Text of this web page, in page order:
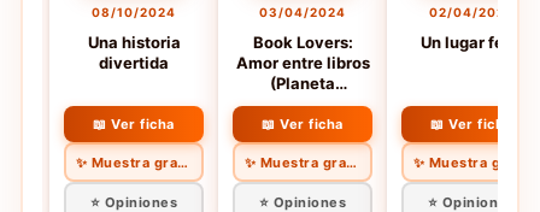
08/10/2024
Una historia
divertida
📖 Ver ficha
✨ Muestra gratis
⭐ Opiniones
03/04/2024
Book Lovers:
Amor entre libros
(Planeta
Internacional)
📖 Ver ficha
✨ Muestra gratis
⭐ Opiniones
02/04/2024
Un lugar feliz
📖 Ver ficha
⭐ Opiniones